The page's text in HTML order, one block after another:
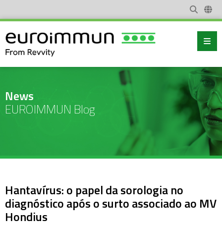
News
EUROIMMUN Blog
Hantavírus: o papel da sorologia no
diagnóstico após o surto associado ao MV
Hondius